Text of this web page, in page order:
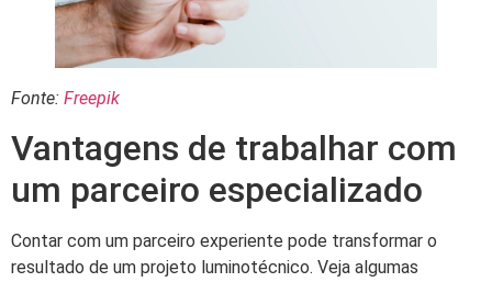
Fonte: Freepik
Vantagens de trabalhar com
um parceiro especializado
Contar com um parceiro experiente pode transformar o
resultado de um projeto luminotécnico. Veja algumas